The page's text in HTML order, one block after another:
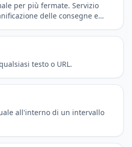
per più fermate. Servizio
delle consegne e
testo o URL.
all'interno di un intervallo